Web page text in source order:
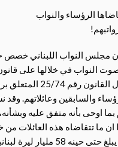
الرؤساء والنواب
مجلس النواب اللبناني خصص
النواب في خلالها على
مكرر” تبين لاحقا انه عدَّل القانون رقم
والسابقين وعائلاتهم. وقد
فورا بعد 4 ايام بما اوحى بأنه متفق عليه
ان ما تتقاضاه هذه العائلات من
مخصصات اجمالية كان يبلغ حتى